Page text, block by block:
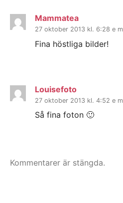
Mammatea
27 oktober 2013 kl. 6:28 e m
Fina höstliga bilder!
Louisefoto
27 oktober 2013 kl. 4:52 e m
Så fina foton 🙂
Kommentarer är stängda.